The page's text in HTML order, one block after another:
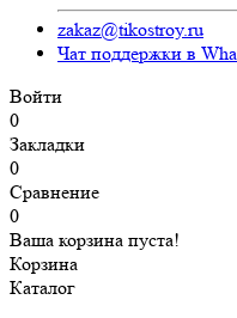
zakaz@tikostroy.ru
Чат поддержки в
Войти
0
Закладки
0
Сравнение
0
Ваша корзина пуста!
Корзина
Каталог